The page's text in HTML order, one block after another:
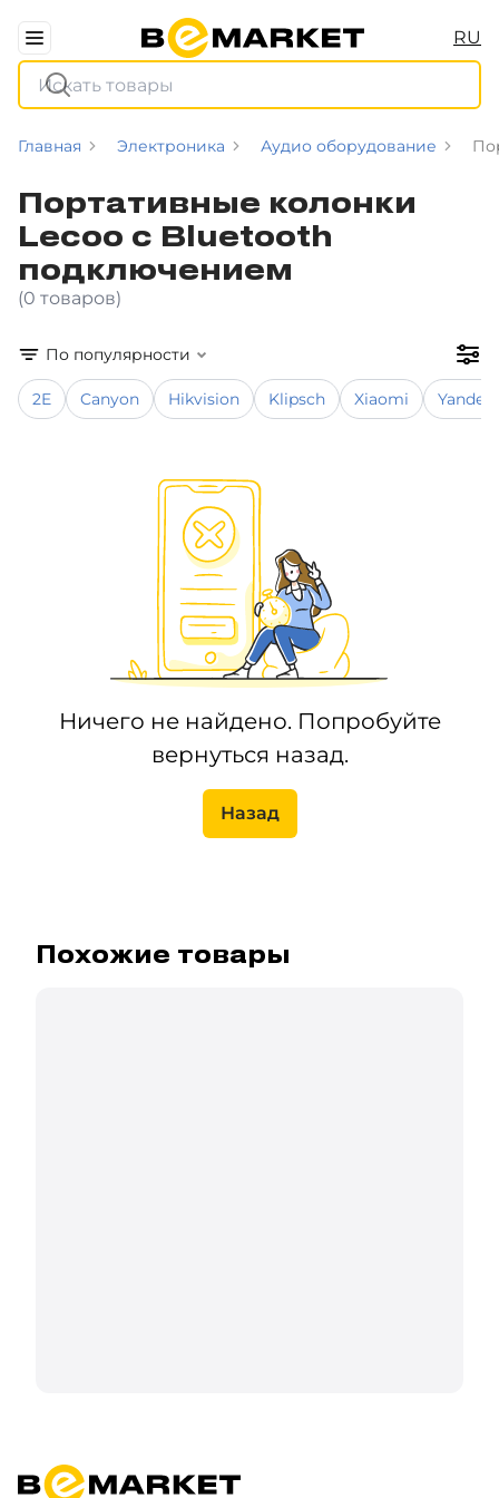
RU
Главная Электроника Аудио оборудование
Портативные колонки
Lecoo с Bluetooth
подключением
(0 товаров)
По популярности
2E Canyon Hikvision Klipsch Xiaomi Yandex
Ничего не найдено. Попробуйте
вернуться назад.
Назад
Похожие товары